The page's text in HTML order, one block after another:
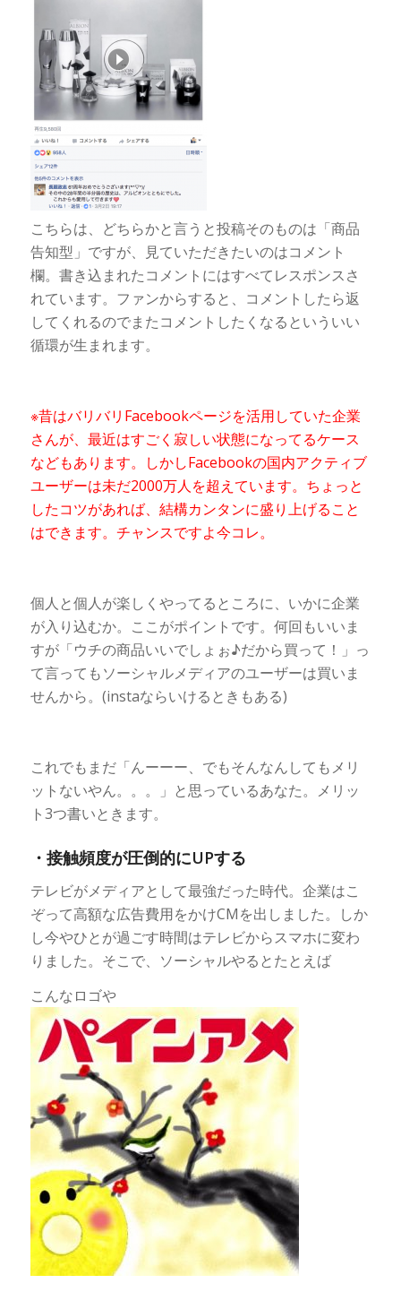
こちらは、どちらかと言うと投稿そのものは「商品
告知型」ですが、見ていただきたいのはコメント
欄。書き込まれたコメントにはすべてレスポンスさ
れています。ファンからすると、コメントしたら返
してくれるのでまたコメントしたくなるといういい
循環が生まれます。
※昔はバリバリFacebookページを活用していた企業
さんが、最近はすごく寂しい状態になってるケース
などもあります。しかしFacebookの国内アクティブ
ユーザーは未だ2000万人を超えています。ちょっと
したコツがあれば、結構カンタンに盛り上げること
はできます。チャンスですよ今コレ。
個人と個人が楽しくやってるところに、いかに企業
が入り込むか。ここがポイントです。何回もいいま
すが「ウチの商品いいでしょぉ♪だから買って！」っ
て言ってもソーシャルメディアのユーザーは買いま
せんから。(instaならいけるときもある)
これでもまだ「んーーー、でもそんなんしてもメリ
ットないやん。。。」と思っているあなた。メリッ
ト3つ書いときます。
・接触頻度が圧倒的にUPする
テレビがメディアとして最強だった時代。企業はこ
ぞって高額な広告費用をかけCMを出しました。しか
し今やひとが過ごす時間はテレビからスマホに変わ
りました。そこで、ソーシャルやるとたとえば
こんなロゴや